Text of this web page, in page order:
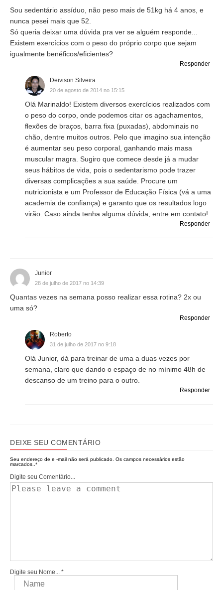
Sou sedentário assíduo, não peso mais de 51kg há 4 anos, e
nunca pesei mais que 52.
Só queria deixar uma dúvida pra ver se alguém responde...
Existem exercícios com o peso do próprio corpo que sejam
igualmente benéficos/eficientes?
Responder
Deivison Silveira
20 de agosto de 2014 no 15:15
Olá Marinaldo! Existem diversos exercícios realizados com
o peso do corpo, onde podemos citar os agachamentos,
flexões de braços, barra fixa (puxadas), abdominais no
chão, dentre muitos outros. Pelo que imagino sua intenção
é aumentar seu peso corporal, ganhando mais masa
muscular magra. Sugiro que comece desde já a mudar
seus hábitos de vida, pois o sedentarismo pode trazer
diversas complicações a sua saúde. Procure um
nutricionista e um Professor de Educação Física (vá a uma
academia de confiança) e garanto que os resultados logo
virão. Caso ainda tenha alguma dúvida, entre em contato!
Responder
Junior
28 de julho de 2017 no 14:39
Quantas vezes na semana posso realizar essa rotina? 2x ou
uma só?
Responder
Roberto
31 de julho de 2017 no 9:18
Olá Junior, dá para treinar de uma a duas vezes por
semana, claro que dando o espaço de no mínimo 48h de
descanso de um treino para o outro.
Responder
DEIXE SEU COMENTÁRIO
Seu endereço de e -mail não será publicado. Os campos necessários estão
marcados.. *
Digite seu Comentário...
Digite seu Nome... *